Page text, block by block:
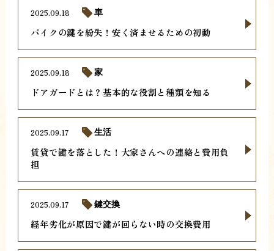
バイクの鍵を紛失！安く済ませるための初動
2025.09.18 車
ドアガードとは？基本的な役割と種類を知る
2025.09.18 家
賃貸で鍵を落とした！大家さんへの連絡と費用負
担
2025.09.17 生活
経年劣化が原因で鍵が回らない時の交換費用
2025.09.17 鍵交換